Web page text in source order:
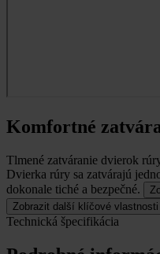
Komfortné
Tlmené zatváranie dvierok
Dvierka rúry sa zatvárajú
dokonale tiché a bezpečné.
Zobrazit další klíčové vlastnosti
Technická špecifikácia